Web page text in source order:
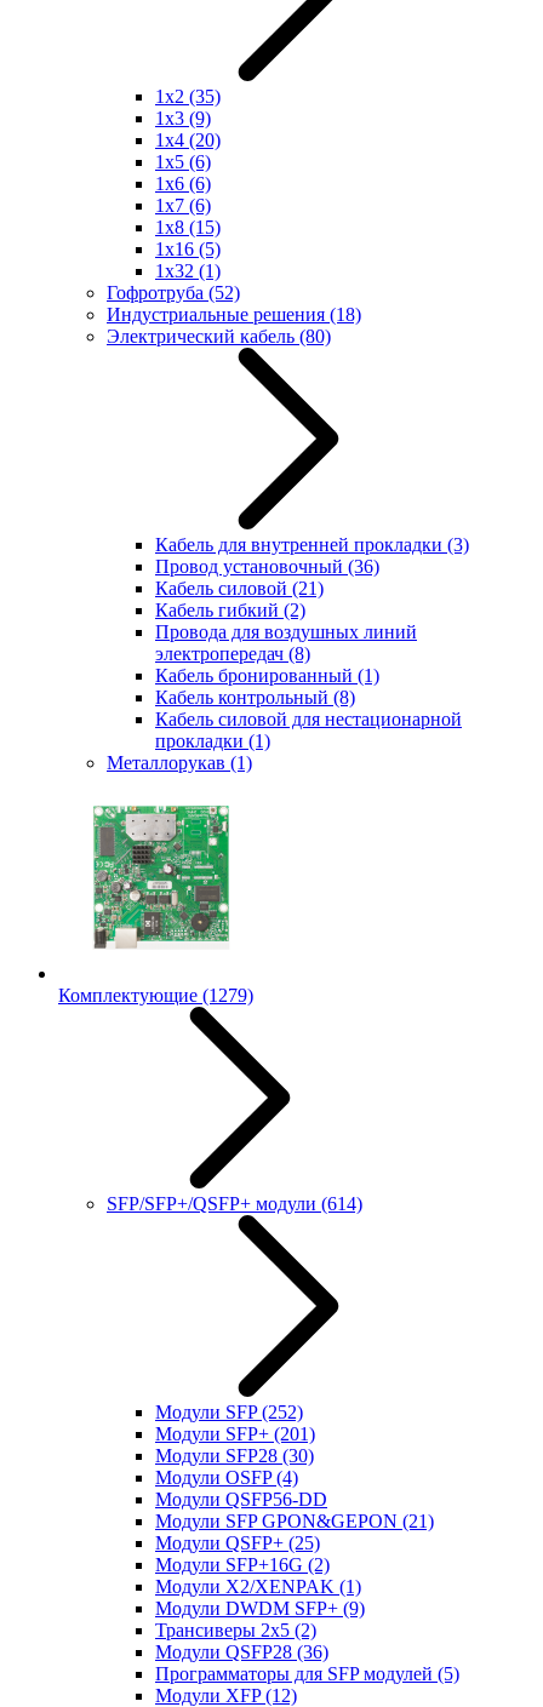
1x2 (35)
1x3 (9)
1x4 (20)
1x5 (6)
1x6 (6)
1x7 (6)
1x8 (15)
1x16 (5)
1x32 (1)
Гофротруба (52)
Индустриальные решения (18)
Электрический кабель (80)
Кабель для внутренней прокладки (3)
Провод установочный (36)
Кабель силовой (21)
Кабель гибкий (2)
Провода для воздушных линий
электропередач (8)
Кабель бронированный (1)
Кабель контрольный (8)
Кабель силовой для нестационарной
прокладки (1)
Металлорукав (1)
Комплектующие (1279)
SFP/SFP+/QSFP+ модули (614)
Модули SFP(252)
Модули SFP+ (201)
Модули SFP28 (30)
Модули OSFP(4)
Модули QSFP56-DD
Модули SFP GPON&GEPON (21)
Модули QSFP+ (25)
Модули SFP+16G (2)
Модули X2/XENPAK (1)
Модули DWDM SFP+ (9)
Трансиверы 2x5 (2)
Модули QSFP28 (36)
Программаторы для SFP модулей (5)
Модули XFP(12)